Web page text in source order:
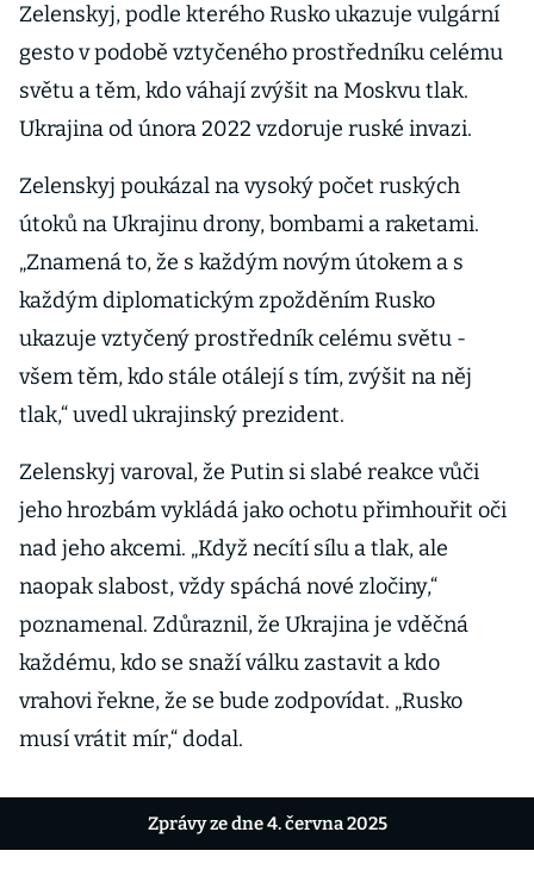
Zelenskyj, podle kterého Rusko ukazuje vulgární
gesto v podobě vztyčeného prostředníku celému
světu a těm, kdo váhají zvýšit na Moskvu tlak.
Ukrajina od února 2022 vzdoruje ruské invazi.
Zelenskyj poukázal na vysoký počet ruských
útoků na Ukrajinu drony, bombami a raketami.
„Znamená to, že s každým novým útokem a s
každým diplomatickým zpožděním Rusko
ukazuje vztyčený prostředník celému světu -
všem těm, kdo stále otálejí s tím, zvýšit na něj
tlak,“ uvedl ukrajinský prezident.
Zelenskyj varoval, že Putin si slabé reakce vůči
jeho hrozbám vykládá jako ochotu přimhouřit oči
nad jeho akcemi. „Když necítí sílu a tlak, ale
naopak slabost, vždy spáchá nové zločiny,“
poznamenal. Zdůraznil, že Ukrajina je vděčná
každému, kdo se snaží válku zastavit a kdo
vrahovi řekne, že se bude zodpovídat. „Rusko
musí vrátit mír,“ dodal.
Zprávy ze dne 4. června 2025